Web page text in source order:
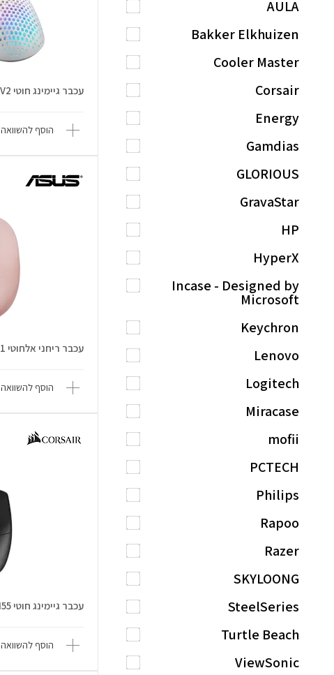
עכבר גיימינג חוטי Model IV2
הוסף להשוואה
עכבר ריחני אלחוטי MD101
הוסף להשוואה
עכבר גיימינג חוטי M55
הוסף להשוואה
AULA
Bakker Elkhuizen
Cooler Master
Corsair
Energy
Gamdias
GLORIOUS
GravaStar
HP
HyperX
Incase - Designed by
Microsoft
Keychron
Lenovo
Logitech
Miracase
mofii
PCTECH
Philips
Rapoo
Razer
SKYLOONG
SteelSeries
Turtle Beach
ViewSonic